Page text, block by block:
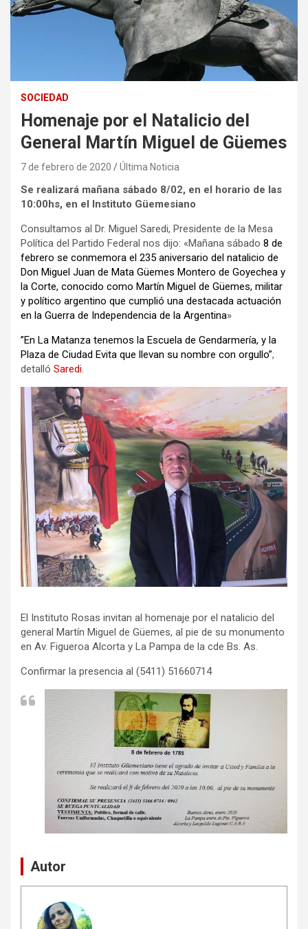
SOCIEDAD
Homenaje por el Natalicio del
General Martín Miguel de Güemes
7 de febrero de 2020 Última Noticia
Se realizará mañana sábado 8/02, en el horario de las
10:00hs, en el Instituto Güemesiano
Consultamos al Dr. Miguel Saredi, Presidente de la Mesa
Política del Partido Federal nos dijo: «Mañana sábado 8 de
febrero se conmemora el 235 aniversario del natalicio de
Don Miguel Juan de Mata Güemes Montero de Goyechea y
la Corte, conocido como Martín Miguel de Güemes, militar
y político argentino que cumplió una destacada actuación
en la Guerra de Independencia de la Argentina»
”En La Matanza tenemos la Escuela de Gendarmería, y la
Plaza de Ciudad Evita que llevan su nombre con orgullo”,
detalló Saredi.
El Instituto Rosas invitan al homenaje por el natalicio del
general Martín Miguel de Güemes, al pie de su monumento
en Av. Figueroa Alcorta y La Pampa de la cde Bs. As.
Confirmar la presencia al (5411) 51660714
Autor